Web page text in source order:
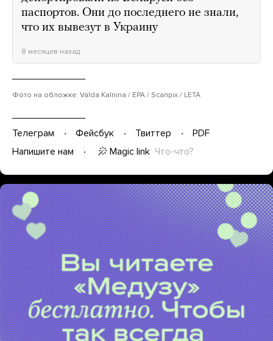
паспортов. Они до последнего не знали,
что их вывезут в Украину
8 месяцев назад
Фото на обложке: Valda Kalnina / EPA / Scanpix / LETA
Телеграм Фейсбук Твиттер
PDF
Напишите нам
Magic link Что-что?